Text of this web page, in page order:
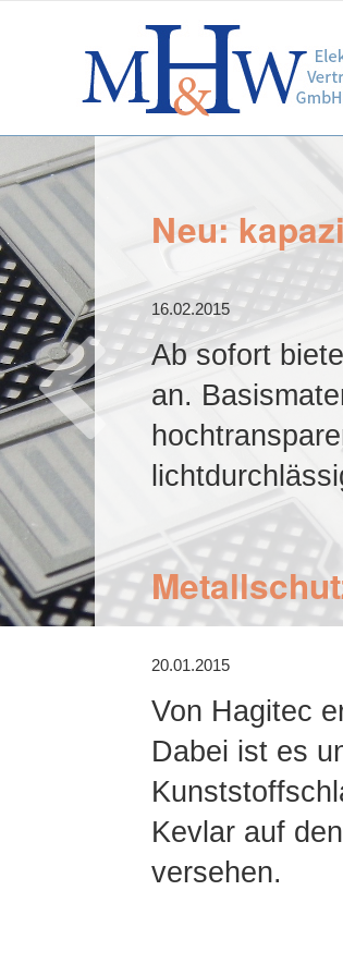
Neu:
16.02.2015
Ab sofort
an.
20.01.2015
Von Hagitec
Dabei ist es
Kevlar auf
versehen.